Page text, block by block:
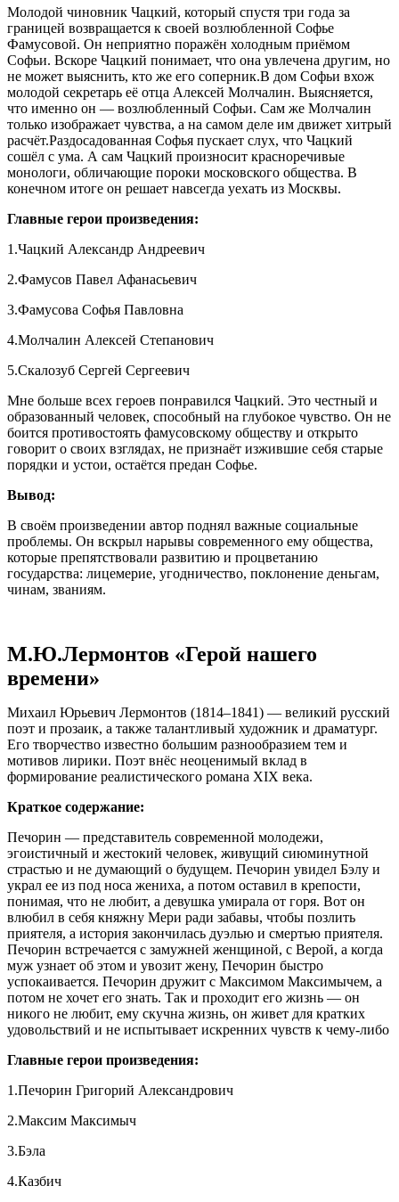
Молодой чиновник Чацкий, который спустя три года за
границей возвращается к своей возлюбленной Софье
Фамусовой. Он неприятно поражён холодным приёмом
Софьи. Вскоре Чацкий понимает, что она увлечена другим, но
не может выяснить, кто же его соперник.В дом Софьи вхож
молодой секретарь её отца Алексей Молчалин. Выясняется,
что именно он — возлюбленный Софьи. Сам же Молчалин
только изображает чувства, а на самом деле им движет хитрый
расчёт.Раздосадованная Софья пускает слух, что Чацкий
сошёл с ума. А сам Чацкий произносит красноречивые
монологи, обличающие пороки московского общества. В
конечном итоге он решает навсегда уехать из Москвы.
Главные герои произведения:
1.Чацкий Александр Андреевич
2.Фамусов Павел Афанасьевич
3.Фамусова Софья Павловна
4.Молчалин Алексей Степанович
5.Скалозуб Сергей Сергеевич
Мне больше всех героев понравился Чацкий. Это честный и
образованный человек, способный на глубокое чувство. Он не
боится противостоять фамусовскому обществу и открыто
говорит о своих взглядах, не признаёт изжившие себя старые
порядки и устои, остаётся предан Софье.
Вывод:
В своём произведении автор поднял важные социальные
проблемы. Он вскрыл нарывы современного ему общества,
которые препятствовали развитию и процветанию
государства: лицемерие, угодничество, поклонение деньгам,
чинам, званиям.
М.Ю.Лермонтов «Герой нашего
времени»
Михаил Юрьевич Лермонтов (1814–1841) — великий русский
поэт и прозаик, а также талантливый художник и драматург.
Его творчество известно большим разнообразием тем и
мотивов лирики. Поэт внёс неоценимый вклад в
формирование реалистического романа XIX века.
Краткое содержание:
Печорин — представитель современной молодежи,
эгоистичный и жестокий человек, живущий сиюминутной
страстью и не думающий о будущем. Печорин увидел Бэлу и
украл ее из под носа жениха, а потом оставил в крепости,
понимая, что не любит, а девушка умирала от горя. Вот он
влюбил в себя княжну Мери ради забавы, чтобы позлить
приятеля, а история закончилась дуэлью и смертью приятеля.
Печорин встречается с замужней женщиной, с Верой, а когда
муж узнает об этом и увозит жену, Печорин быстро
успокаивается. Печорин дружит с Максимом Максимычем, а
потом не хочет его знать. Так и проходит его жизнь — он
никого не любит, ему скучна жизнь, он живет для кратких
удовольствий и не испытывает искренних чувств к чему-либо
Главные герои произведения:
1.Печорин Григорий Александрович
2.Максим Максимыч
3.Бэла
4.Казбич